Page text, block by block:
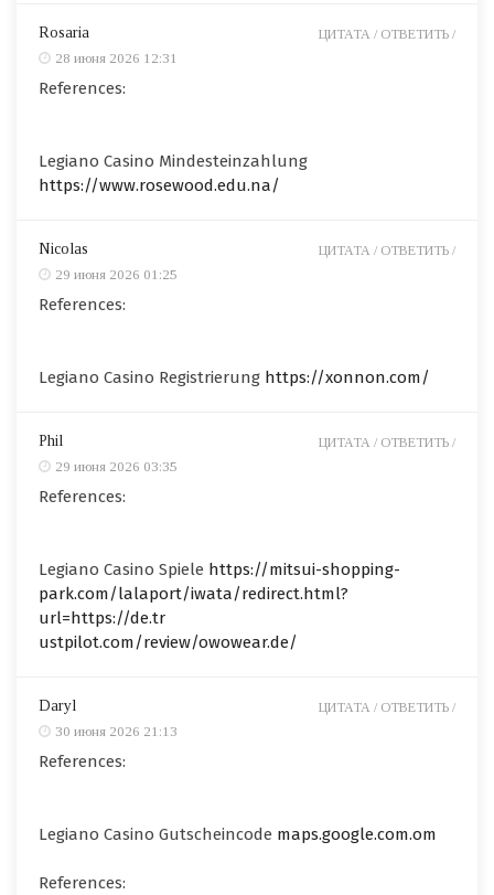
Rosaria
28 июня 2026 12:31
References:
Legiano Casino Mindesteinzahlung
https://www.rosewood.edu.na/
ЦИТАТА / ОТВЕТИТЬ /
Nicolas
29 июня 2026 01:25
References:
Legiano Casino Registrierung https://xonnon.com/
ЦИТАТА / ОТВЕТИТЬ /
Phil
29 июня 2026 03:35
References:
Legiano Casino Spiele https://mitsui-shopping-
park.com/lalaport/iwata/redirect.html?
url=https://de.tr
ustpilot.com/review/owowear.de/
ЦИТАТА / ОТВЕТИТЬ /
Daryl
30 июня 2026 21:13
References:
Legiano Casino Gutscheincode maps.google.com.om
References:
ЦИТАТА / ОТВЕТИТЬ /